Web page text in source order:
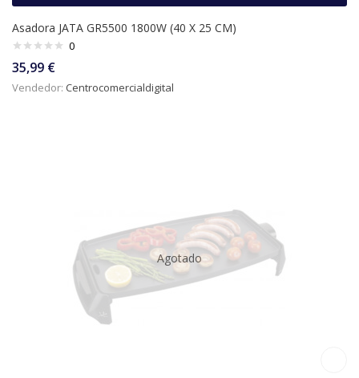
Asadora JATA GR5500 1800W (40 X 25 CM)
0
35,99 €
Vendedor: Centrocomercialdigital
Agotado